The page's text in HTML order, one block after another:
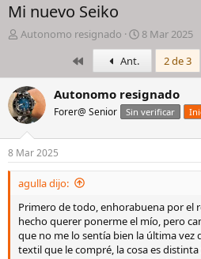
Mi nuevo Seiko
I
c
i
a
d
o
r
d
e
l
h
i
l
o
Autonomo resignado
F
e
h
a
d
e
i
c
o
8 Mar 2025
PrimeroAnt. 2 de 3
Autonomo resignado
Forer@ Senior Sin verificar
8 Mar 2025
agulla dijo:
Primero de todo, enhorabuena por el
hecho querer ponerme el mío, pero
que no me lo sentía bien la última vez
textil que le compré, la cosa es